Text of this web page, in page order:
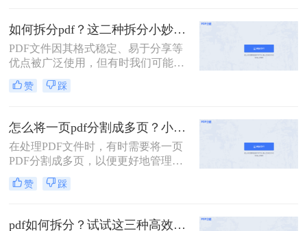
两种常用的PDF拆分方法，帮助您轻
松实现PDF文件的拆分。
如何拆分pdf？这二种拆分小妙招了解下！
PDF文件因其格式稳定、易于分享等
优点被广泛使用，但有时我们可能需
要将一个大的PDF文档拆分成多个小
部分，以便于阅读、编辑或共享。那
单实用的PDF拆分方法。
赞 踩
怎么将一页pdf分割成多页？小编给你分享这三种方法！
在处理PDF文件时，有时需要将一页
PDF分割成多页，以便更好地管理和
使用。那么怎么将一页pdf分割成多页
呢？本文将介绍三种实用的方法，帮
赞 踩
pdf如何拆分？试试这三种高效靠谱拆分方法!